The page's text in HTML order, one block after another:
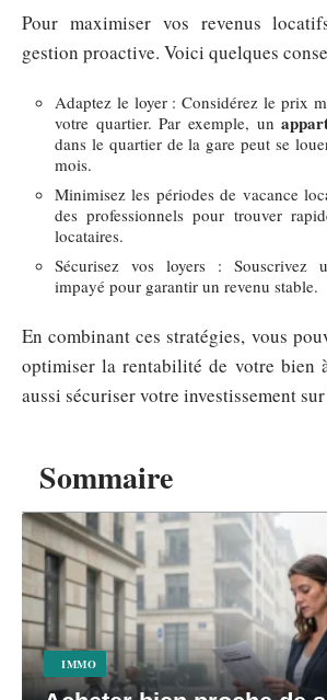
Sommaire
IMMO
Pour maximiser vos revenus
gestion proactive. Voici quelques
Adaptez le loyer : Considérez le prix
votre quartier. Par exemple, un
dans le quartier de la gare peut se
mois.
Minimisez les périodes de vacance
des professionnels pour trouver
locataires.
Sécurisez vos loyers : Souscrivez
impayé pour garantir un revenu stable.
En combinant ces stratégies, vous
optimiser la rentabilité de votre bien
aussi sécuriser votre investissement